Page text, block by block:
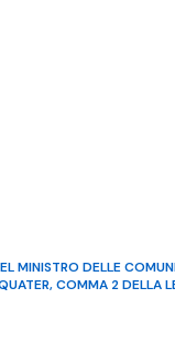
MINISTRO DELLE
QUATER, COMMA 2